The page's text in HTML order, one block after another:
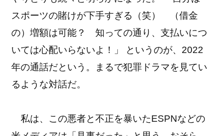
スポーツの賭けが下手すぎる（笑） （借金
の）増額は可能？ 知っての通り、支払いにつ
いては心配いらないよ！」 というのが、2022
年の通話だという。まるで犯罪ドラマを見てい
るような対話だ。
私は、この悪者と不正を暴いたESPNなどの